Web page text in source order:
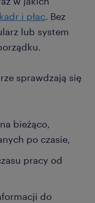
kadr i płac. Bez
lub system
sprawdzają się
bieżąco,
po czasie,
pracy od
do